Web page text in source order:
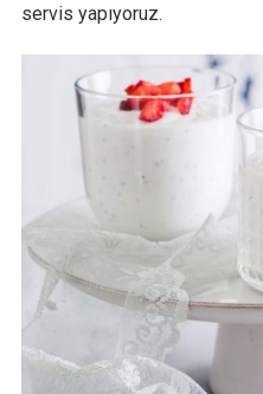
servis yapıyoruz.